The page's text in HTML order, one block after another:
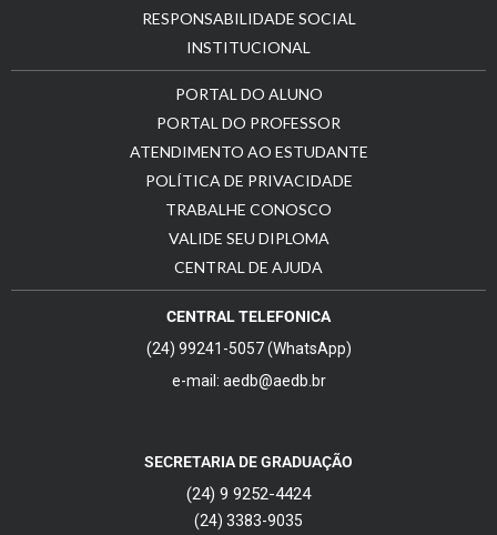
RESPONSABILIDADE SOCIAL
INSTITUCIONAL
PORTAL DO ALUNO
PORTAL DO PROFESSOR
ATENDIMENTO AO ESTUDANTE
POLÍTICA DE PRIVACIDADE
TRABALHE CONOSCO
VALIDE SEU DIPLOMA
CENTRAL DE AJUDA
CENTRAL TELEFONICA
(24) 99241-5057 (WhatsApp)
e-mail: aedb@aedb.br
SECRETARIA DE GRADUAÇÃO
(24) 9 9252-4424
(24) 3383-9035